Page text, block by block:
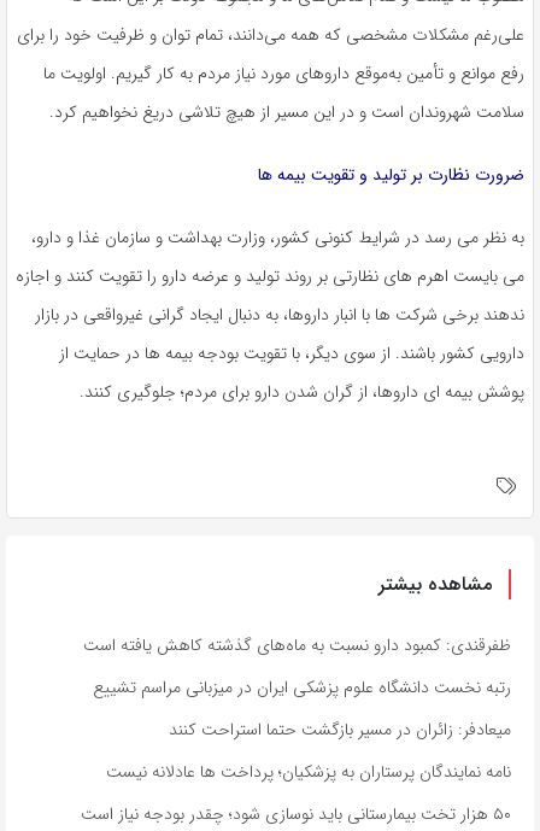
علی‌رغم مشکلات مشخصی که همه می‌دانند، تمام توان و ظرفیت خود را برای
رفع موانع و تأمین به‌موقع داروهای مورد نیاز مردم به کار گیریم. اولویت ما
سلامت شهروندان است و در این مسیر از هیچ تلاشی دریغ نخواهیم کرد.
ضرورت نظارت بر تولید و تقویت بیمه ها
به نظر می رسد در شرایط کنونی کشور، وزارت بهداشت و سازمان غذا و دارو،
می بایست اهرم های نظارتی بر روند تولید و عرضه دارو را تقویت کنند و اجازه
ندهند برخی شرکت ها با انبار داروها، به دنبال ایجاد گرانی غیرواقعی در بازار
دارویی کشور باشند. از سوی دیگر، با تقویت بودجه بیمه ها در حمایت از
پوشش بیمه ای داروها، از گران شدن دارو برای مردم؛ جلوگیری کنند.
مشاهده بیشتر
ظفرقندی: کمبود دارو نسبت به ماه‌های گذشته کاهش یافته است
رتبه نخست دانشگاه علوم پزشکی ایران در میزبانی مراسم تشییع
میعادفر: زائران در مسیر بازگشت حتما استراحت کنند
نامه نمایندگان پرستاران به پزشکیان؛ پرداخت ها عادلانه نیست
۵۰ هزار تخت بیمارستانی باید نوسازی شود؛ چقدر بودجه نیاز است